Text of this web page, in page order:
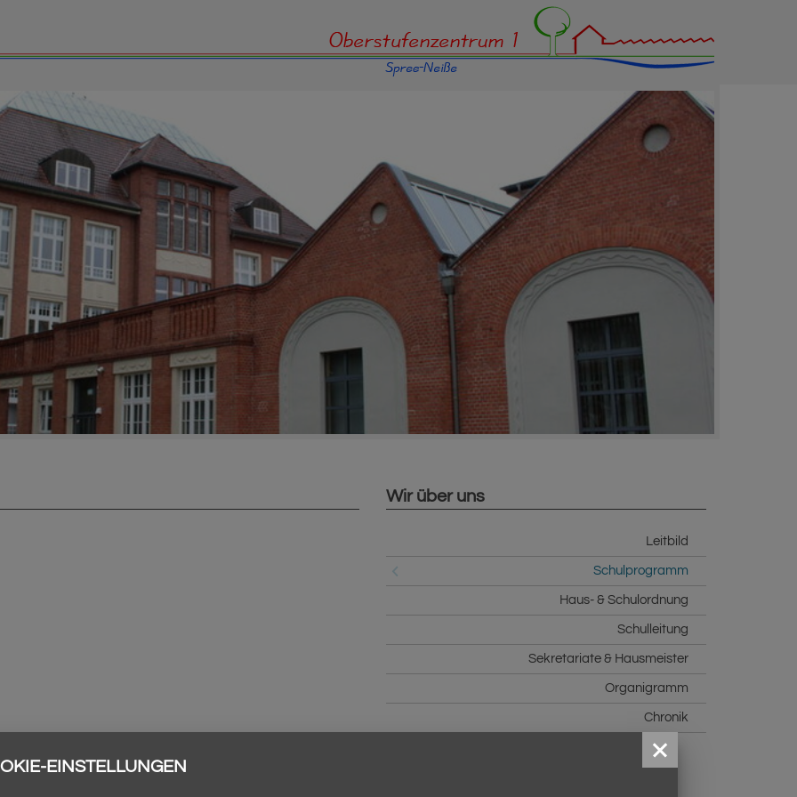
Wir über uns
Leitbild
Schulprogramm
Haus- & Schulordnung
Schulleitung
Sekretariate & Hausmeister
Organigramm
Chronik
EINSTELLUNGEN